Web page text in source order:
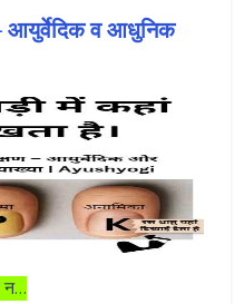
– आयुर्वेदिक व आधुनिक
न…